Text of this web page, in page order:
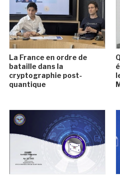
La France en ordre de
bataille dans la
cryptographie post-
quantique